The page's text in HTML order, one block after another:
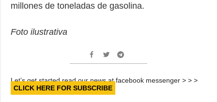
millones de toneladas de gasolina.
Foto ilustrativa
Let’s get started read our news at facebook messenger > > >
CLICK HERE FOR SUBSCRIBE